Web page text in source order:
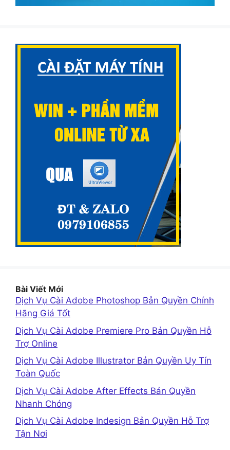
Bài Viết Mới
Dịch Vụ Cài Adobe Photoshop Bản Quyền Chính
Hãng Giá Tốt
Dịch Vụ Cài Adobe Premiere Pro Bản Quyền Hỗ
Trợ Online
Dịch Vụ Cài Adobe Illustrator Bản Quyền Uy Tín
Toàn Quốc
Dịch Vụ Cài Adobe After Effects Bản Quyền
Nhanh Chóng
Dịch Vụ Cài Adobe Indesign Bản Quyền Hỗ Trợ
Tận Nơi